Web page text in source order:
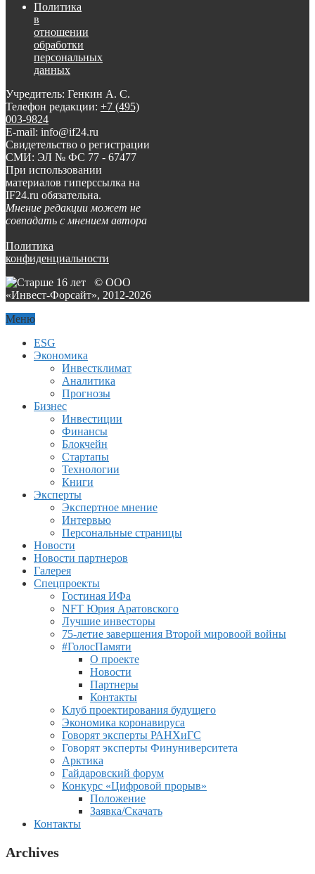
Политика
в
отношении
обработки
персональных
данных
Учредитель: Генкин А. С.
Телефон редакции: +7 (495)
003-9824
E-mail: info@if24.ru
Свидетельство о регистрации
СМИ: ЭЛ № ФС 77 - 67477
При использовании
материалов гиперссылка на
IF24.ru обязательна.
Мнение редакции может не
совпадать с мнением автора
Политика
конфиденциальности
© ООО
«Инвест-Форсайт», 2012-2026
Меню
ESG
Экономика
Инвестклимат
Аналитика
Прогнозы
Бизнес
Инвестиции
Финансы
Блокчейн
Стартапы
Технологии
Книги
Эксперты
Экспертное мнение
Интервью
Персональные страницы
Новости
Новости партнеров
Галерея
Спецпроекты
Гостиная ИФа
NFT Юрия Аратовского
Лучшие инвесторы
75-летие завершения Второй мировоой войны
#ГолосПамяти
О проекте
Новости
Партнеры
Контакты
Клуб проектирования будущего
Экономика коронавируса
Говорят эксперты РАНХиГС
Говорят эксперты Финуниверситета
Арктика
Гайдаровский форум
Конкурс «Цифровой прорыв»
Положение
Заявка/Скачать
Контакты
Archives